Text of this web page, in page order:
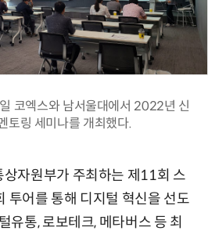
코엑스와 남서울대에서 2022년 신
토링 세미나를 개최했다.
자원부가 주최하는 제11회 스
투어를 통해 디지털 혁신을 선도
유통, 로보테크, 메타버스 등 최